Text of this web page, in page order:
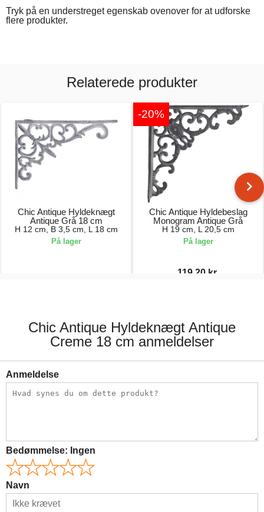
Tryk på en understreget egenskab ovenover for at udforske
flere produkter.
Relaterede produkter
Chic Antique Hyldeknægt
Antique Grå 18 cm
H 12 cm, B 3,5 cm, L 18 cm
På lager
-20%
Chic Antique Hyldebeslag
Monogram Antique Grå
H 19 cm, L 20,5 cm
På lager
119,20 kr.
Chic Antique Hyldeknægt Antique
Creme 18 cm anmeldelser
Anmeldelse
Bedømmelse: Ingen
Navn